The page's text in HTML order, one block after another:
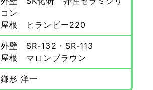
コン
屋根 ヒランビー220
外壁 SR-132・SR-113
屋根 マロンブラウン
鎌形 洋一